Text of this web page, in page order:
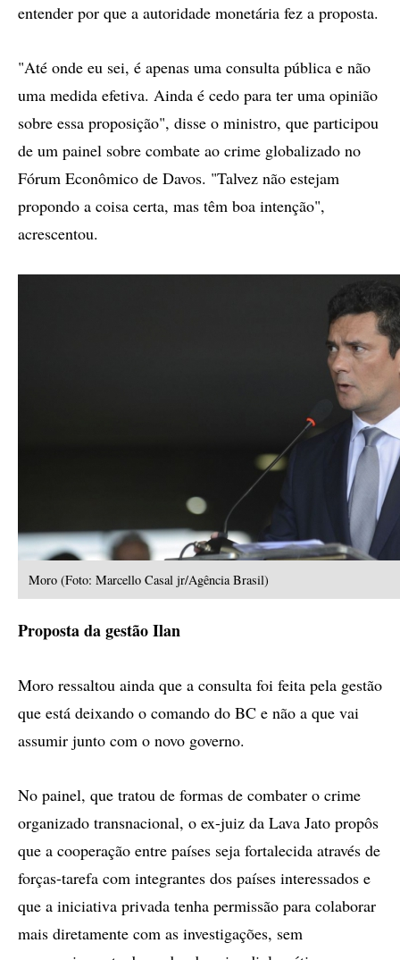
entender por que a autoridade monetária fez a proposta.
"Até onde eu sei, é apenas uma consulta pública e não
uma medida efetiva. Ainda é cedo para ter uma opinião
sobre essa proposição", disse o ministro, que participou
de um painel sobre combate ao crime globalizado no
Fórum Econômico de Davos. "Talvez não estejam
propondo a coisa certa, mas têm boa intenção",
acrescentou.
Moro (Foto: Marcello Casal jr/Agência Brasil)
Proposta da gestão Ilan
Moro ressaltou ainda que a consulta foi feita pela gestão
que está deixando o comando do BC e não a que vai
assumir junto com o novo governo.
No painel, que tratou de formas de combater o crime
organizado transnacional, o ex-juiz da Lava Jato propôs
que a cooperação entre países seja fortalecida através de
forças-tarefa com integrantes dos países interessados e
que a iniciativa privada tenha permissão para colaborar
mais diretamente com as investigações, sem